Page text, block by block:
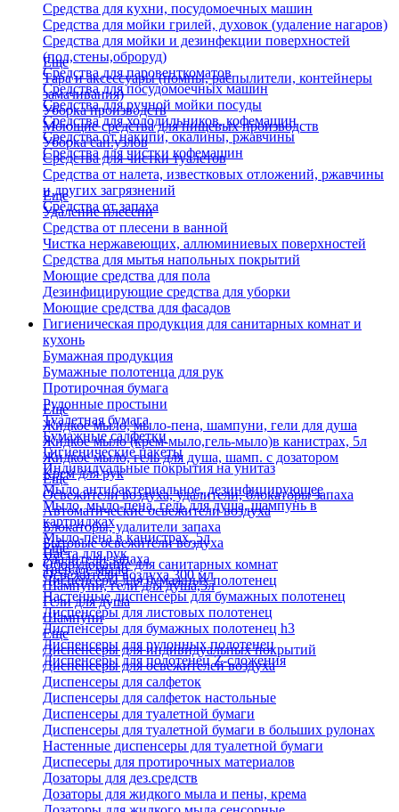
Средства для кухни, посудомоечных машин
Средства для мойки грилей, духовок (удаление нагаров)
Средства для мойки и дезинфекции поверхностей
(пол,стены,оброруд)
Средства для паровенткоматов
Средства для посудомоечных машин
Средства для ручной мойки посуды
Средства для холодильников, кофемашин
Средства от накипи, окалины, ржавчины
Средства для чистки кофемашин
Еще
Тара и аксессуары (помпы, распылители, контейнеры
замачивания)
Уборка производств
Моющие средства для пищевых производств
Уборка сан.узлов
Средства для чистки туалетов
Средства от налета, известковых отложений, ржавчины
и других загрязнений
Средства от запаха
Еще
Удаление плесени
Средства от плесени в ванной
Чистка нержавеющих, аллюминиевых поверхностей
Средства для мытья напольных покрытий
Моющие средства для пола
Дезинфицирующие средства для уборки
Моющие средства для фасадов
Гигиеническая продукция для санитарных комнат и
кухонь
Бумажная продукция
Бумажные полотенца для рук
Протирочная бумага
Рулонные простыни
Туалетная бумага
Бумажные салфетки
Гигиенические пакеты
Индивидуальные покрытия на унитаз
Еще
Жидкое мыло, мыло-пена, шампуни, гели для душа
Жидкое мыло (крем-мыло,гель-мыло)в канистрах, 5л
Жидкое мыло, гель для душа, шамп. с дозатором
Крем для рук
Мыло антибактериальное, дезинфицирующее
Мыло, мыло-пена, гель для душа, шампунь в
картриджах
Мыло-пена в канистрах, 5л
Паста для рук
Твердое мыло
Шампуни, гели для душа,5л
Гели для душа
Шампуни
Еще
Освежители воздуха, удалители, блокаторы запаха
Автоматические освежители воздуха
Блокаторы, удалители запаха
Бытовые освежители воздуха
Удалители запаха
Освежители воздуха 300 мл
Еще
Оборудование для санитарных комнат
Диспенсеры для бумажных полотенец
Настенные диспенсеры для бумажных полотенец
Диспенсеры для листовых полотенец
Диспенсеры для бумажных полотенец h3
Диспенсеры для рулонных полотенец
Диспенсеры для полотенец Z-сложения
Еще
Диспенсеры для индивидуальных покрытий
Диспенсеры для освежителей воздуха
Диспенсеры для салфеток
Диспенсеры для салфеток настольные
Диспенсеры для туалетной бумаги
Диспенсеры для туалетной бумаги в больших рулонах
Настенные диспенсеры для туалетной бумаги
Диспесеры для протирочных материалов
Дозаторы для дез.средств
Дозаторы для жидкого мыла и пены, крема